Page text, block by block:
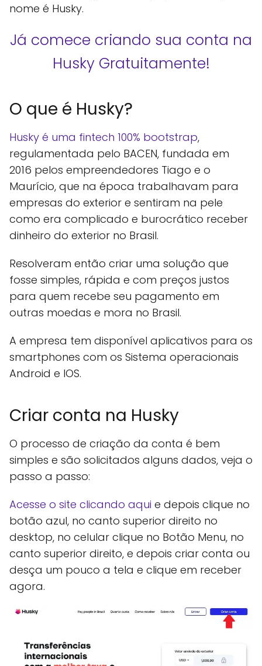
nome é Husky.
Já comece criando sua conta na
Husky Gratuitamente!
O que é Husky?
Husky é uma fintech 100% bootstrap,
regulamentada pelo BACEN, fundada em
2016 pelos empreendedores Tiago e o
Maurício, que na época trabalhavam para
empresas do exterior e sentiram na pele
como era complicado e burocrático receber
dinheiro do exterior no Brasil.
Resolveram então criar uma solução que
fosse simples, rápida e com preços justos
para quem recebe seu pagamento em
outras moedas e mora no Brasil.
A empresa tem disponível aplicativos para os
smartphones com os Sistema operacionais
Android e IOS.
Criar conta na Husky
O processo de criação da conta é bem
simples e são solicitados alguns dados, veja o
passo a passo:
Acesse o site clicando aqui e depois clique no
botão azul, no canto superior direito no
desktop, no celular clique no Botão Menu, no
canto superior direito, e depois criar conta ou
desça um pouco a tela e clique em receber
agora.